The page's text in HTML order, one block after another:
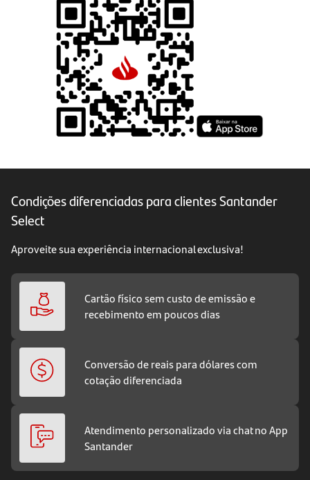
Condições diferenciadas para clientes Santander
Select
Aproveite sua experiência internacional exclusiva!
Cartão físico sem custo de emissão e
recebimento em poucos dias
Conversão de reais para dólares com
cotação diferenciada
Atendimento personalizado via chat no App
Santander